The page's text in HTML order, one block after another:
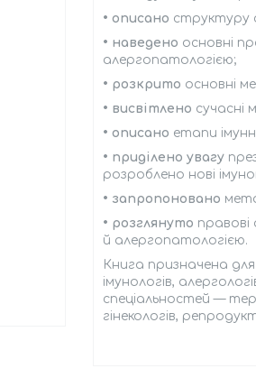
• описано структуру
• наведено основні
алергопатологією;
• розкрито основні
• висвітлено сучасні
• описано етапи
• приділено увагу
розроблено нові
• запропоновано
• розглянуто правові
й алергопатологією.
Книга призначена для
імунологів,
спеціальностей —
гінекологів,